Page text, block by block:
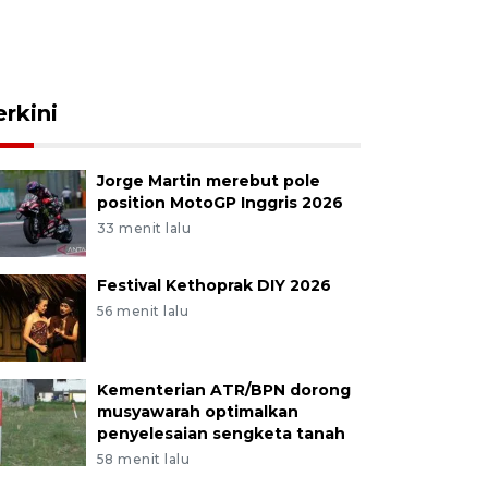
Jorge Martin merebut pole
position MotoGP Inggris 2026
33 menit lalu
Festival Kethoprak DIY 2026
56 menit lalu
Kementerian ATR/BPN dorong
musyawarah optimalkan
penyelesaian sengketa tanah
58 menit lalu